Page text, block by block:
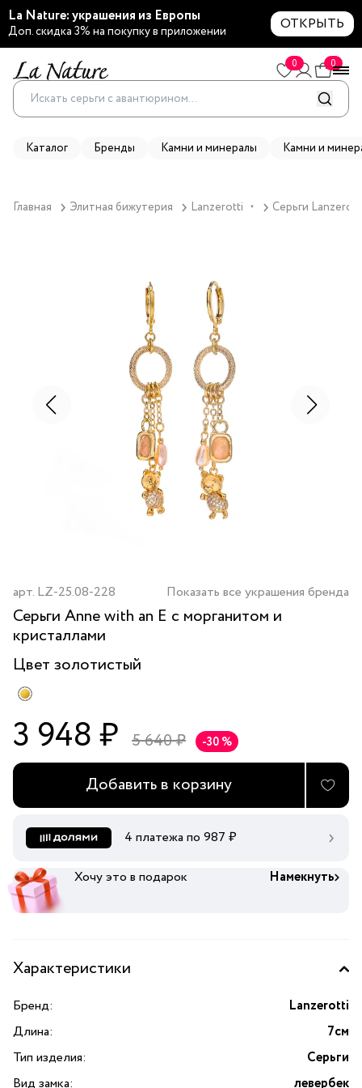
La Nature: украшения из Европы
Доп. скидка 3% на покупку в приложении ОТКРЫТЬ
0 0
Каталог Бренды Камни и минералы Камни и
Главная Элитная бижутерия Lanzerotti ▼ Серьги
арт. LZ-25.08-228 Показать все украшения бренда
Серьги Anne with an E с морганитом и
кристаллами
Цвет золотистый
3 948 ₽ 5 640 ₽ -30 %
Добавить в корзину
4 платежа по 987 ₽
Хочу это в подарок Намекнуть
Характеристики
Бренд:
Lanzerotti
Длина:
7см
Тип изделия:
Серьги
Вид замка:
левербек